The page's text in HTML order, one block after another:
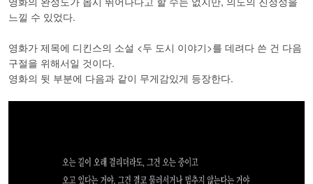
느낄 수 있었다.
영화가 제목에 디킨스의 소설 <두 도시 이야기>를 데려다 쓴 건 다음
구절을 위해서일 것이다.
영화의 뒷 부분에 다음과 같이 무게감있게 등장한다.